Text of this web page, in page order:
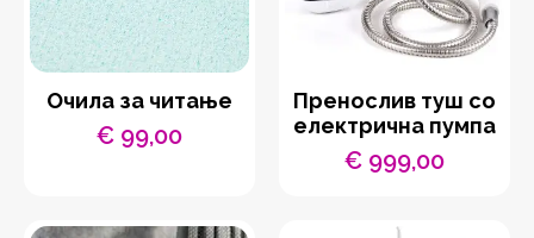
Очила за читање
€ 99,00
Пренослив туш со
електрична пумпа
€ 999,00